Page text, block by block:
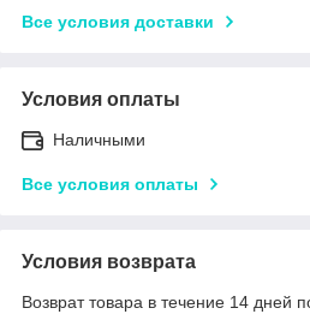
Все условия доставки
Условия оплаты
Наличными
Все условия оплаты
Условия возврата
Возврат товара в течение 14 дней